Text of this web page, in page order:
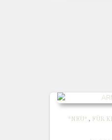
*NEU* , FÜR